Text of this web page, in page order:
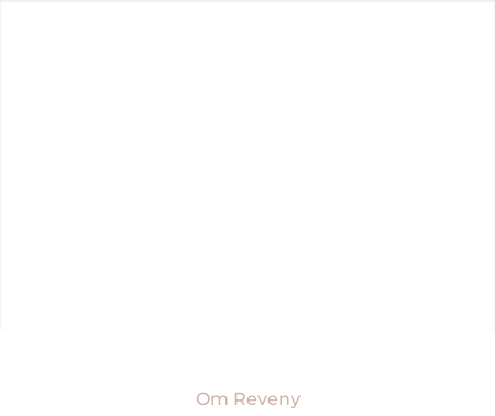
Om Reveny